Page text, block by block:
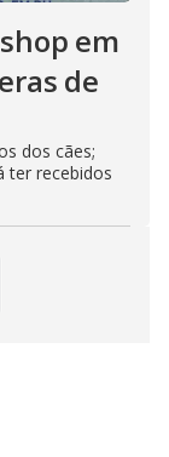
em
de
dos cães;
ter recebidos